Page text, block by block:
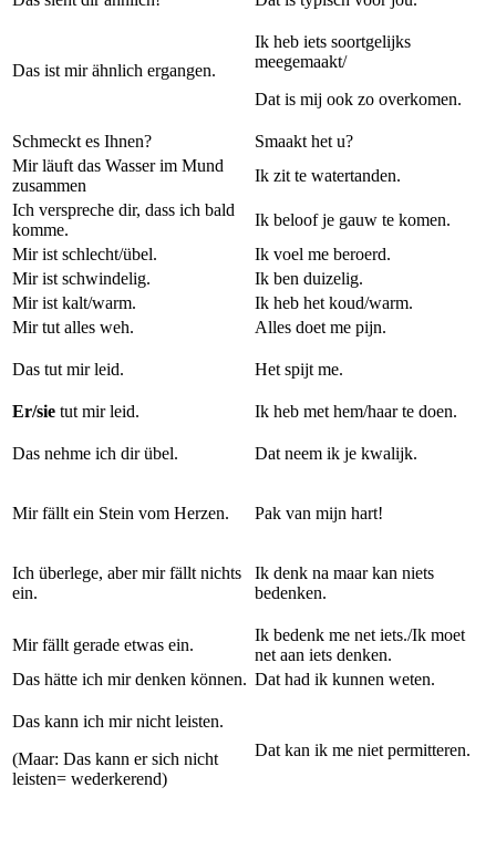
Das ist mir ähnlich ergangen.
Ik heb iets soortgelijks
meegemaakt/
Dat is mij ook zo overkomen.
Schmeckt es Ihnen?
Smaakt het u?
Mir läuft das Wasser im Mund
zusammen
Ik zit te watertanden.
Ich verspreche dir, dass ich bald
komme.
Ik beloof je gauw te komen.
Mir ist schlecht/übel.
Ik voel me beroerd.
Mir ist schwindelig.
Ik ben duizelig.
Mir ist kalt/warm.
Ik heb het koud/warm.
Mir tut alles weh.
Alles doet me pijn.
Das tut mir leid. Het spijt me.
Er/sie tut mir leid. Ik heb met hem/haar te doen.
Das nehme ich dir übel. Dat neem ik je kwalijk.
Mir fällt ein Stein vom Herzen. Pak van mijn hart!
Ich überlege, aber mir fällt nichts
ein.
Ik denk na maar kan niets
bedenken.
Mir fällt gerade etwas ein.
Ik bedenk me net iets./Ik moet
net aan iets denken.
Das hätte ich mir denken können. Dat had ik kunnen weten.
Das kann ich mir nicht leisten.
(Maar: Das kann er sich nicht
leisten= wederkerend)
Dat kan ik me niet permitteren.